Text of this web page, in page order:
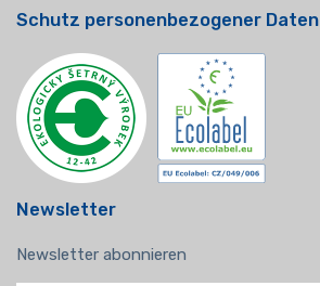
Schutz personenbezogener Daten
Newsletter
Newsletter abonnieren